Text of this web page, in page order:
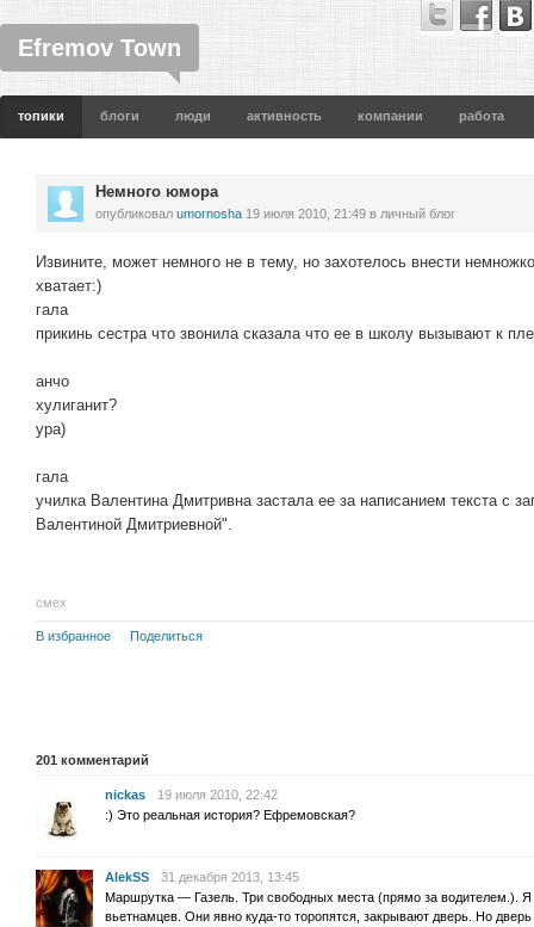
Efremov Town
топики блоги люди активность компании работа
Немного юмора
опубликовал umornosha 19 июля 2010, 21:49 в личный блог
Извините, может немного не в тему, но захотелось внести
хватает:)
гала
прикинь сестра что звонила сказала что ее в школу вызывают к
анчо
хулиганит?
ура)
гала
училка Валентина Дмитривна застала ее за написанием текста с
Валентиной Дмитриевной".
смех
В избранное Поделиться
201 комментарий
nickas
19 июля 2010, 22:42
:) Это реальная история? Ефремовская?
AlekSS
31 декабря 2013, 13:45
Маршрутка — Газель. Три свободных места (прямо за водителем.). Я
вьетнамцев. Они явно куда-то торопятся, закрывают дверь. Но